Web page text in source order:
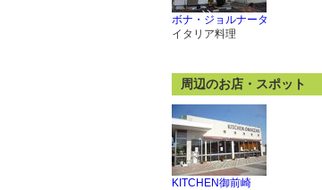
ボナ・ジョルナータ
イタリア料理
周辺のお店・スポット
KITCHEN御前崎